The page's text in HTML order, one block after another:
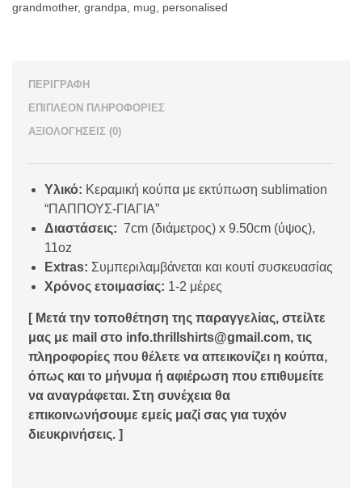
grandmother, grandpa, mug, personalised
ΠΕΡΙΓΡΑΦΉ
ΕΠΙΠΛΈΟΝ ΠΛΗΡΟΦΟΡΊΕΣ
ΑΞΙΟΛΟΓΉΣΕΙΣ (0)
Υλικό: Κεραμική κούπα με εκτύπωση sublimation
“ΠΑΠΠΟΥΣ-ΓΙΑΓΙΑ”
Διαστάσεις: 7cm (διάμετρος) x 9.50cm (ύψος),
11oz
Extras: Συμπεριλαμβάνεται και κουτί συσκευασίας
Χρόνος ετοιμασίας: 1-2 μέρες
[ Μετά την τοποθέτηση της παραγγελίας, στείλτε
μας με mail στο info.thrillshirts@gmail.com, τις
πληροφορίες που θέλετε να απεικονίζει η κούπα,
όπως και το μήνυμα ή αφιέρωση που επιθυμείτε
να αναγράφεται. Στη συνέχεια θα
επικοινωνήσουμε εμείς μαζί σας για τυχόν
διευκρινήσεις. ]